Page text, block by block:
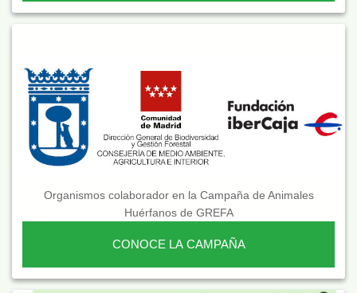
Organismos colaborador en la Campaña de Animales
Huérfanos de GREFA
CONOCE LA CAMPAÑA